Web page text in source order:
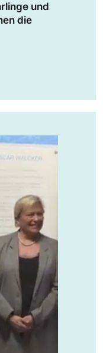
und
die